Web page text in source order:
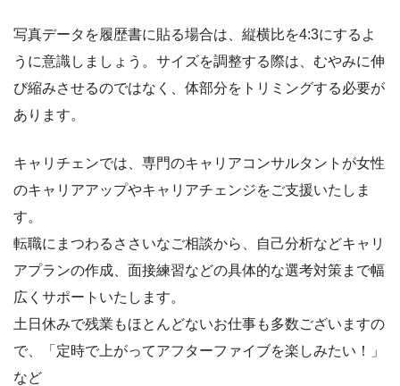
写真データを履歴書に貼る場合は、縦横比を4:3にするよ
うに意識しましょう。サイズを調整する際は、むやみに伸
び縮みさせるのではなく、体部分をトリミングする必要が
あります。
キャリチェンでは、専門のキャリアコンサルタントが女性
のキャリアアップやキャリアチェンジをご支援いたしま
す。
転職にまつわるささいなご相談から、自己分析などキャリ
アプランの作成、面接練習などの具体的な選考対策まで幅
広くサポートいたします。
土日休みで残業もほとんどないお仕事も多数ございますの
で、「定時で上がってアフターファイブを楽しみたい！」
など